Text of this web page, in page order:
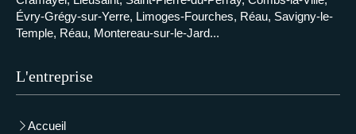
Évry-Grégy-sur-Yerre, Limoges-Fourches, Réau, Savigny-le-
Temple, Réau, Montereau-sur-le-Jard...
L'entreprise
Accueil